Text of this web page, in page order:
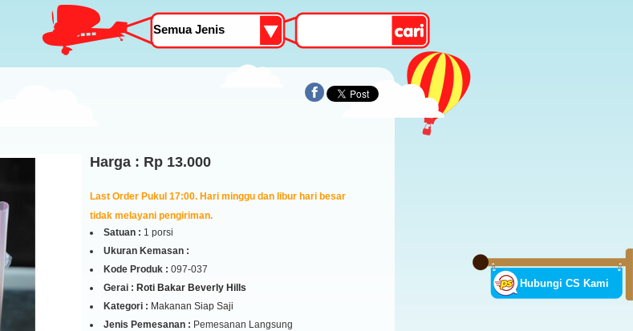
Hubungi CS Kami
Harga : Rp 13.000
Last Order Pukul 17:00. Hari minggu dan libur hari besar
tidak melayani pengiriman.
Satuan : 1 porsi
Ukuran Kemasan :
Kode Produk : 097-037
Gerai : Roti Bakar Beverly Hills
Kategori : Makanan Siap Saji
Jenis Pemesanan : Pemesanan Langsung